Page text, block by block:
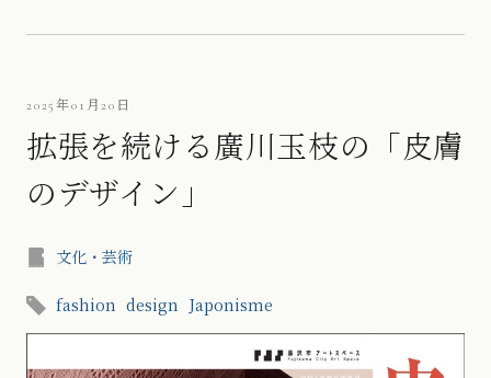
2025年01月20日
拡張を続ける廣川玉枝の「皮膚
のデザイン」
文化・芸術
fashion design Japonisme